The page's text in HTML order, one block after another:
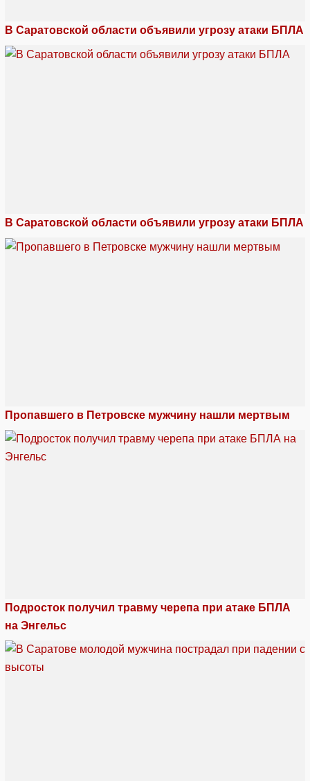
В Саратовской области объявили угрозу атаки БПЛА
В Саратовской области объявили угрозу атаки БПЛА
Пропавшего в Петровске мужчину нашли мертвым
Подросток получил травму черепа при атаке БПЛА
на Энгельс